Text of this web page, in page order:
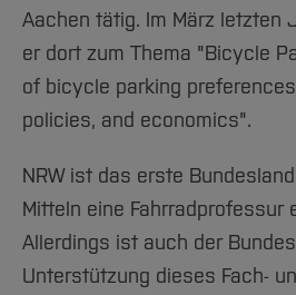
Aachen tätig. Im März letzten
er dort zum Thema "Bicycle
of bicycle parking
policies, and economics".
NRW ist das erste
Mitteln eine Fahrradprofessur
Allerdings ist auch der
Unterstützung dieses Fach-